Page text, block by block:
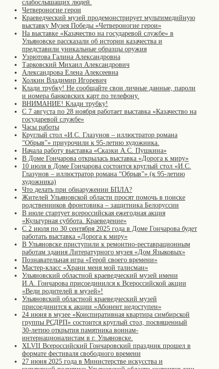
слабослышащих людей.
Четвероногие герои
Краеведческий музей продемонстрирует мультимедийную
выставку Музея Победы «Четвероногие герои»
На выставке «Казачество на государевой службе» в
Ульяновске рассказали об истории казачества и
представили уникальные образцы оружия
Узрютова Галина Александровна
Тарковский Михаил Александрович
Александрова Елена Алексеевна
Холкин Владимир Игоревич
Клади трубку! Не сообщайте свои личные данные, пароли
и номера банковских карт по телефону.
ВНИМАНИЕ! Клади трубку!
С 7 августа по 28 ноября работает выставка «Казачество на
государевой службе»
Часы работы
Круглый стол «И.С. Глазунов – иллюстратор романа
“Обрыв”» приурочили к 95-летию художника.
Начала работу выставка «Сказки А.С. Пушкина»
В Доме Гончарова открылась выставка «Дорога к миру»
10 июля в Доме Гончарова состоится круглый стол «И.С.
Глазунов – иллюстратор романа “Обрыв”» (к 95-летию
художника)
Что делать при обнаружении БПЛА?
Жителей Ульяновской области просят помочь в поиске
родственников фронтовика – защитника Белоруссии
В июле стартует всероссийская ежегодная акция
«Культурная суббота. Краеведение»
С 2 июля по 30 сентября 2025 года в Доме Гончарова будет
работать выставка «Дорога к миру»
В Ульяновске приступили к ремонтно-реставрационным
работам здания Литературного музея «Дом Языковых»
Познавательная игра «Герой своего времени»
Мастер-класс «Храни меня мой талисман»
Ульяновский областной краеведческий музей имени
И.А. Гончарова присоединился к Всероссийской акции
«Веди родителей в музей»!
Ульяновский областной краеведческий музей
присоединится к акции «Абонент недоступен»
24 июня в музее «Конспиративная квартира симбирской
группы РСДРП» состоится круглый стол, посвященный
30-летию открытия памятника воинам-
интернационалистам в г. Ульяновске.
XLVII Всероссийский Гончаровский праздник прошел в
формате фестиваля свободного времени
27 июня 2025 года в Министерстве искусства и